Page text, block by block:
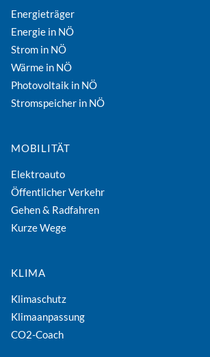
Energieträger
Energie in NÖ
Strom in NÖ
Wärme in NÖ
Photovoltaik in NÖ
Stromspeicher in NÖ
MOBILITÄT
Elektroauto
Öffentlicher Verkehr
Gehen & Radfahren
Kurze Wege
KLIMA
Klimaschutz
Klimaanpassung
CO2-Coach